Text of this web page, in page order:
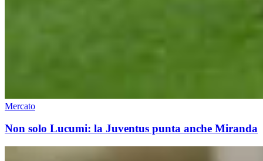
Mercato
Non solo Lucumi: la Juventus punta anche Miranda